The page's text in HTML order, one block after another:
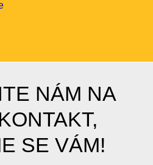
NÁM NA
SE VÁM!